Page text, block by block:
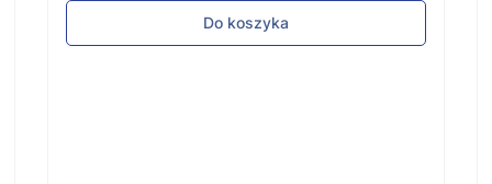
Do koszyka